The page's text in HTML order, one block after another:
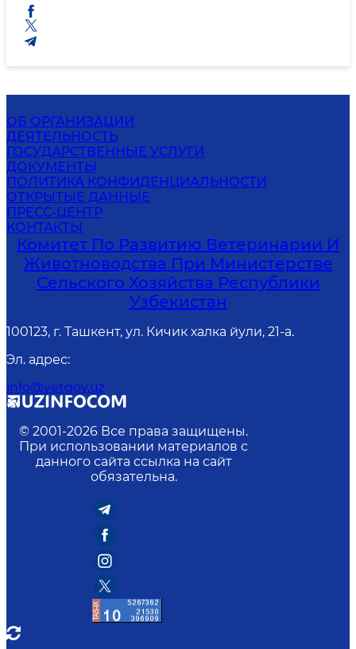
ОБ ОРГАНИЗАЦИИ
ДЕЯТЕЛЬНОСТЬ
ГОСУДАРСТВЕННЫЕ УСЛУГИ
ДОКУМЕНТЫ
ПОЛИТИКА КОНФИДЕНЦИАЛЬНОСТИ
ОТКРЫТЫЕ ДАННЫЕ
ПРЕСС-ЦЕНТР
КОНТАКТЫ
Комитет По Развитию Ветеринарии И
Животноводства При Министерстве
Сельского Хозяйства Республики
Узбекистан
100123, г. Ташкент, ул. Кичик халка йули, 21-а.
Эл. адрес:
info@vetgov.uz
© 2001-2026 Все права защищены.
При использовании материалов с
данного сайта ссылка на сайт
обязательна.